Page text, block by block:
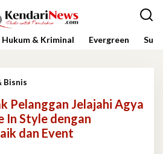
Hukum & Kriminal Evergreen
Bisnis
Ajak
Pelanggan
Jelajahi
Agya
Pelanggan Jelajahi Agya
In Style dengan
dan Event